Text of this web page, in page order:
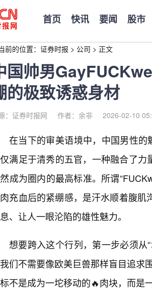
首页 快讯 要闻 股市
前的位置： 证券时报 > 公司 > 正文
国帅男
的极致诱惑身材
：证券时报网 作者：余非 2026-02-10
在当下的审美语境中，中国男性的
满足于清秀的五官，一种融合了力
成为圈内的最高标准。所谓
充血后的紧绷感，是汗水顺着腹
、让人一眼沦陷的雄性魅力。
想要跨入这个行列，第一步必须从
们不需要像欧美巨兽那样盲目追求
不是成为一坨移动的🔥肉块，而是